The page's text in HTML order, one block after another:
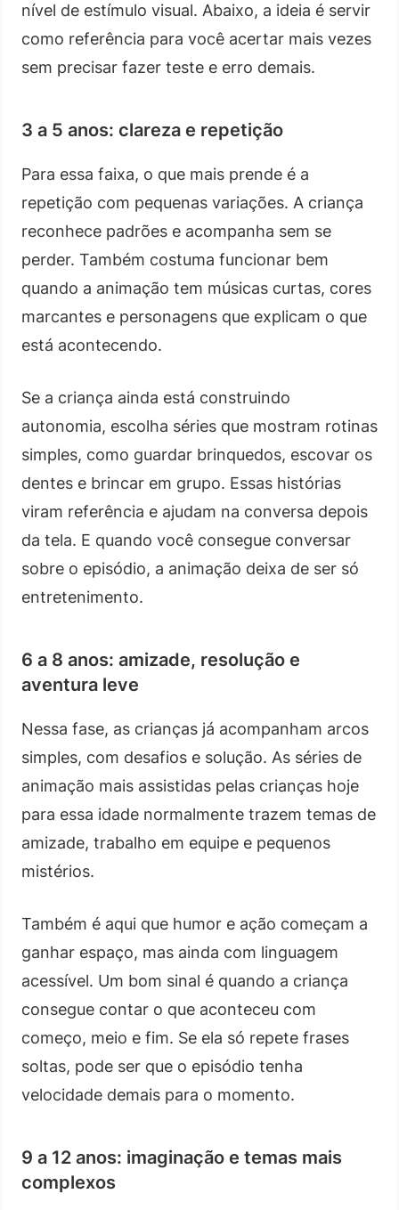
nível de estímulo visual. Abaixo, a ideia é servir
como referência para você acertar mais vezes
sem precisar fazer teste e erro demais.
3 a 5 anos: clareza e repetição
Para essa faixa, o que mais prende é a
repetição com pequenas variações. A criança
reconhece padrões e acompanha sem se
perder. Também costuma funcionar bem
quando a animação tem músicas curtas, cores
marcantes e personagens que explicam o que
está acontecendo.
Se a criança ainda está construindo
autonomia, escolha séries que mostram rotinas
simples, como guardar brinquedos, escovar os
dentes e brincar em grupo. Essas histórias
viram referência e ajudam na conversa depois
da tela. E quando você consegue conversar
sobre o episódio, a animação deixa de ser só
entretenimento.
6 a 8 anos: amizade, resolução e
aventura leve
Nessa fase, as crianças já acompanham arcos
simples, com desafios e solução. As séries de
animação mais assistidas pelas crianças hoje
para essa idade normalmente trazem temas de
amizade, trabalho em equipe e pequenos
mistérios.
Também é aqui que humor e ação começam a
ganhar espaço, mas ainda com linguagem
acessível. Um bom sinal é quando a criança
consegue contar o que aconteceu com
começo, meio e fim. Se ela só repete frases
soltas, pode ser que o episódio tenha
velocidade demais para o momento.
9 a 12 anos: imaginação e temas mais
complexos